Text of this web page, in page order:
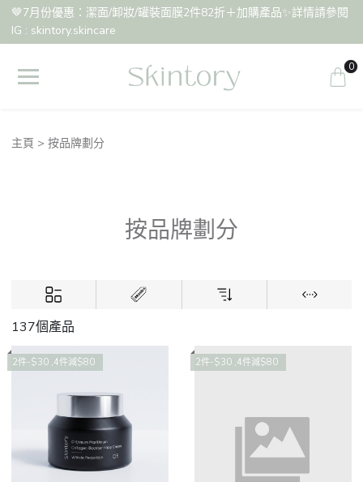
🤎7月份優惠：潔面/卸妝/罐裝面膜2件82折＋加購產品✨詳情請參閱
IG : skintory.skincare
0
主頁 按品牌劃分
按品牌劃分
137個產品
2件-$30 ,4件減$80 2件-$30 ,4件減$80